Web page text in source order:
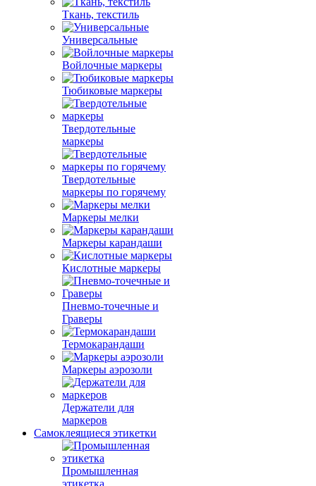
Ткань, текстиль
Универсальные
Войлочные маркеры
Тюбиковые маркеры
Твердотельные
маркеры
Твердотельные
маркеры по горячему
Маркеры мелки
Маркеры карандаши
Кислотные маркеры
Пневмо-точечные и
Граверы
Термокарандаши
Маркеры аэрозоли
Держатели для
маркеров
Самоклеящиеся этикетки
Промышленная
этикетка